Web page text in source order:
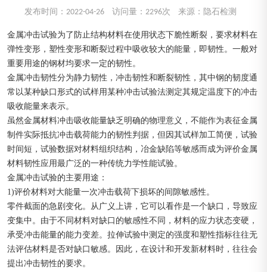
发布时间：2022-04-26 访问量：2296次 来源：隐石检测
金属冲击试验为了防止结构材料在使用状态下脆性断裂，要求材料在
弹性变形，塑性变形和断裂过程中吸收较大的能量，即韧性。一般对
重要用途的钢材均要求一定的韧性。
金属冲击韧性分为静力韧性，冲击韧性和断裂韧性，其中钢的韧度通
常以某种缺口形式的试样用某种冲击试验法测定其规定温度下的冲击
吸收能量来表示。
虽然金属材料冲击吸收能量缺乏明确的物理意义，不能作为表征金属
制件实际抵抗冲击载荷能力的韧性判据，但因其试样加工简便，试验
时间短，试验数据对材料组织结构，冶金缺陷等敏感而成为评价金属
材料韧性应用最广泛的一种传统力学性能试验。
金属冲击试验的主要用途：
1)评价材料对大能量一次冲击载荷下损坏的间隙敏感性。
零件截面的急剧变化。从广义上讲，它可以看作是一个缺口，导致应
变集中。由于不同材料对缺口的敏感性不同，材料的应力状态变硬，
承受冲击能量的能力变差。拉伸试验中测定的强度和塑性指标往往无
法评估材料是否对缺口敏感。因此，在设计和开发新材料时，往往会
提出冲击韧性的要求。